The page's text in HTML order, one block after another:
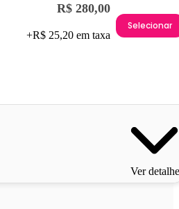
R$ 280,00
+R$ 25,20 em taxa
Selecionar
Ver